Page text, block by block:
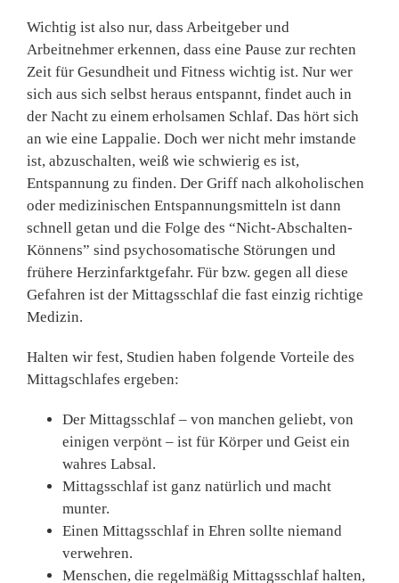
Wichtig ist also nur, dass Arbeitgeber und
Arbeitnehmer erkennen, dass eine Pause zur rechten
Zeit für Gesundheit und Fitness wichtig ist. Nur wer
sich aus sich selbst heraus entspannt, findet auch in
der Nacht zu einem erholsamen Schlaf. Das hört sich
an wie eine Lappalie. Doch wer nicht mehr imstande
ist, abzuschalten, weiß wie schwierig es ist,
Entspannung zu finden. Der Griff nach alkoholi­schen
oder medizinischen Ent­spannungsmitteln ist dann
schnell getan und die Folge des “Nicht-Abschalten-
Könnens” sind psychosomatische Störun­gen und
frühere Herzinfarktge­fahr. Für bzw. gegen all diese
Gefahren ist der Mittagsschlaf die fast einzig richtige
Medizin.
Halten wir fest, Studien haben folgende Vorteile des
Mittagschlafes ergeben:
Der Mittagsschlaf – von manchen geliebt, von
einigen verpönt – ist für Körper und Geist ein
wahres Labsal.
Mittagsschlaf ist ganz natür­lich und macht
munter.
Einen Mittagsschlaf in Ehren sollte niemand
verwehren.
Menschen, die regelmäßig Mittagsschlaf halten,